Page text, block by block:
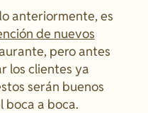
anteriormente, es
de nuevos
pero antes
los clientes ya
serán buenos
boca a boca.